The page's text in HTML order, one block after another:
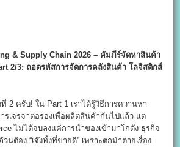
& Supply Chain 2026 – คัมภีร์จัดหาสินค้า
2/3: ถอดรหัสการจัดการคลังสินค้า โลจิสติกส์
2 ครับ! ใน Part 1 เราได้รู้วิธีการควานหา
รเจรจาต่อรองเพื่อผลิตสินค้ากันไปแล้ว แต่
ไม่ได้จบลงแค่การนำของเข้ามาโกดัง ธุรกิจ
ต้อง “เจ๊งทั้งที่ขายดี” เพราะตกม้าตายเรื่อง